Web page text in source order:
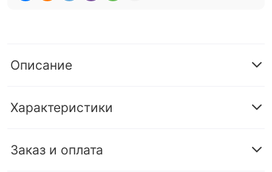
Описание
Характеристики
Заказ и оплата